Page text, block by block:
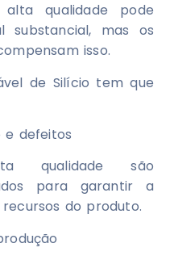
qualidade pode
substancial, mas os
isso.
e defeitos
qualidade são
para garantir a
do produto.